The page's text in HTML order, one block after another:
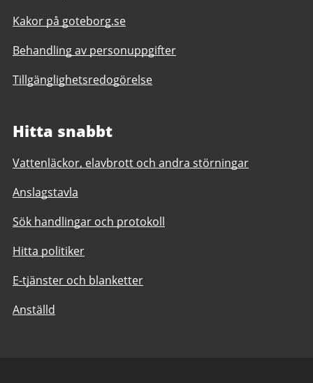
Kakor på goteborg.se
Behandling av personuppgifter
Tillgänglighetsredogörelse
Hitta snabbt
Vattenläckor, elavbrott och andra störningar
Anslagstavla
Sök handlingar och protokoll
Hitta politiker
E-tjänster och blanketter
Anställd